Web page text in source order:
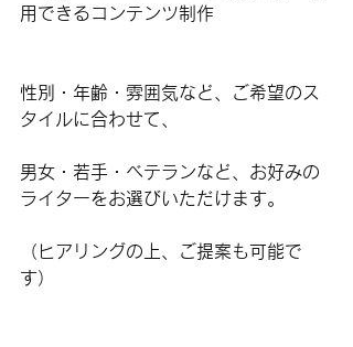
用できるコンテンツ制作
性別・年齢・雰囲気など、ご希望のス
タイルに合わせて、
男女・若手・ベテランなど、お好みの
ライターをお選びいただけます。
（ヒアリングの上、ご提案も可能で
す）